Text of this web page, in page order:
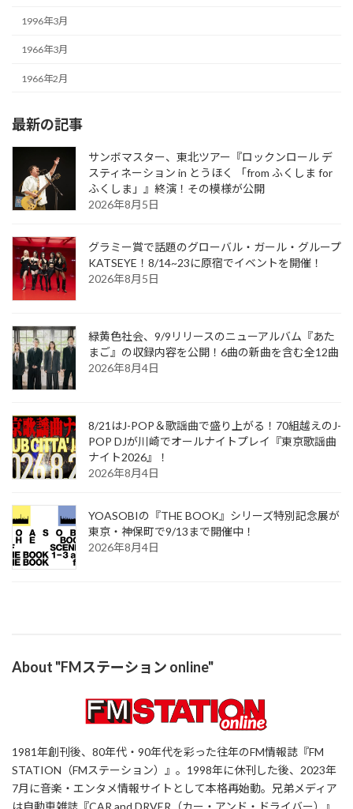
1996年3月
1966年3月
1966年2月
最新の記事
サンボマスター、東北ツアー『ロックンロール デ
スティネーション in とうほく 「from ふくしま for
ふくしま」』終演！その模様が公開
2026年8月5日
グラミー賞で話題のグローバル・ガール・グループ
KATSEYE！8/14~23に原宿でイベントを開催！
2026年8月5日
緑黄色社会、9/9リリースのニューアルバム『あた
まご』の収録内容を公開！6曲の新曲を含む全12曲
2026年8月4日
8/21はJ-POP＆歌謡曲で盛り上がる！70組越えのJ-
POP DJが川崎でオールナイトプレイ『東京歌謡曲
ナイト2026』！
2026年8月4日
YOASOBIの『THE BOOK』シリーズ特別記念展が
東京・神保町で9/13まで開催中！
2026年8月4日
About "FMステーション online"
1981年創刊後、80年代・90年代を彩った往年のFM情報誌『FM
STATION（FMステーション）』。1998年に休刊した後、2023年
7月に音楽・エンタメ情報サイトとして本格再始動。兄弟メディア
は自動車雑誌『CAR and DRVER（カー・アンド・ドライバー）』